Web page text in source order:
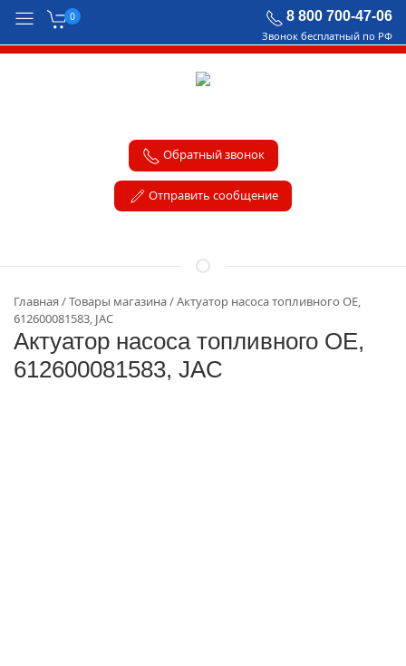
0 8 800 700-47-06
Звонок бесплатный по РФ
Обратный звонок
Отправить сообщение
Главная Товары магазина
Актуатор насоса топливного OE,
612600081583, JAC
Актуатор насоса топливного OE,
612600081583, JAC